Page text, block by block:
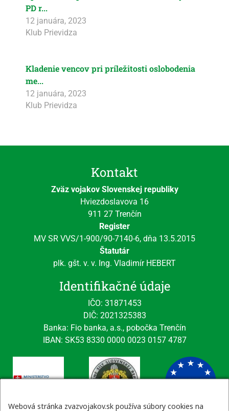
PD r...
12 januára, 2023
Klub Prievidza
Kladenie vencov pri príležitosti oslobodenia
me...
12 januára, 2023
Klub Prievidza
Kontakt
Zväz vojakov Slovenskej republiky
Hviezdoslavova 16
911 27 Trenčín
Register
MV SR VVS/1-900/90-7140-6, dňa 13.5.2015
Štatutár
plk. gšt. v. v. Ing. Vladimír HEBERT
Identifikačné údaje
IČO: 31871453
DIČ: 2021325383
Banka: Fio banka, a.s., pobočka Trenčín
IBAN: SK53 8330 0000 0023 0157 4787
Webová stránka zvazvojakov.sk používa súbory cookies na